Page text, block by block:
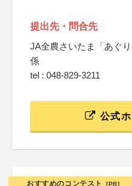
提出先・問合先
JA全農さいたま「あぐ
係
tel : 048-829-3211
公式
おすすめのコンテスト [PR]